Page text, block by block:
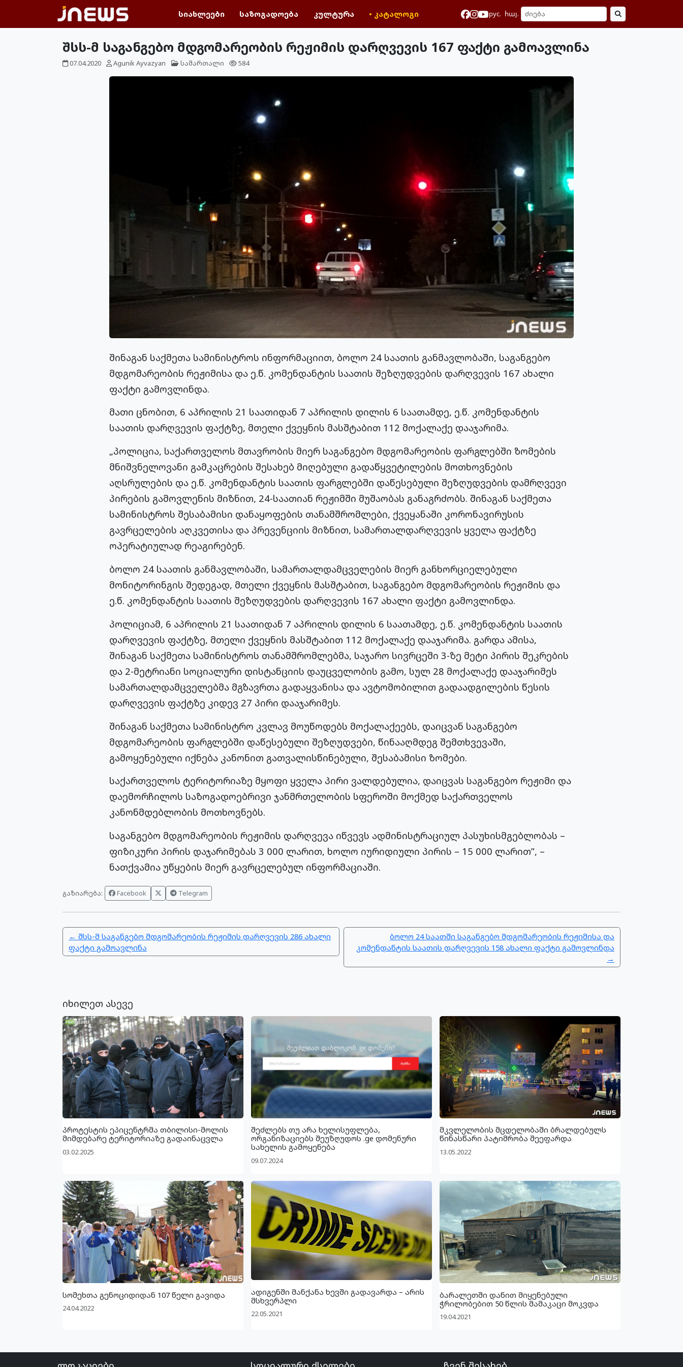
სიახლეები საზოგადოება კულტურა • კატალოგი рус. հայ.
შსს-მ საგანგებო მდგომარეობის რეჟიმის დარღვევის 167 ფაქტი გამოავლინა
07.04.2020 Agunik Ayvazyan სამართალი 584
შინაგან საქმეთა სამინისტროს ინფორმაციით, ბოლო 24 საათის განმავლობაში, საგანგებო
მდგომარეობის რეჟიმისა და ე.წ. კომენდანტის საათის შეზღუდვების დარღვევის 167 ახალი
ფაქტი გამოვლინდა.
მათი ცნობით, 6 აპრილის 21 საათიდან 7 აპრილის დილის 6 საათამდე, ე.წ. კომენდანტის
საათის დარღვევის ფაქტზე, მთელი ქვეყნის მასშტაბით 112 მოქალაქე დააჯარიმა.
„პოლიცია, საქართველოს მთავრობის მიერ საგანგებო მდგომარეობის ფარგლებში ზომების
მნიშვნელოვანი გამკაცრების შესახებ მიღებული გადაწყვეტილების მოთხოვნების
აღსრულების და ე.წ. კომენდანტის საათის ფარგლებში დაწესებული შეზღუდვების დამრღვევი
პირების გამოვლენის მიზნით, 24-საათიან რეჟიმში მუშაობას განაგრძობს. შინაგან საქმეთა
სამინისტროს შესაბამისი დანაყოფების თანამშრომლები, ქვეყანაში კორონავირუსის
გავრცელების აღკვეთისა და პრევენციის მიზნით, სამართალდარღვევის ყველა ფაქტზე
ოპერატიულად რეაგირებენ.
ბოლო 24 საათის განმავლობაში, სამართალდამცველების მიერ განხორციელებული
მონიტორინგის შედეგად, მთელი ქვეყნის მასშტაბით, საგანგებო მდგომარეობის რეჟიმის და
ე.წ. კომენდანტის საათის შეზღუდვების დარღვევის 167 ახალი ფაქტი გამოვლინდა.
პოლიციამ, 6 აპრილის 21 საათიდან 7 აპრილის დილის 6 საათამდე, ე.წ. კომენდანტის საათის
დარღვევის ფაქტზე, მთელი ქვეყნის მასშტაბით 112 მოქალაქე დააჯარიმა. გარდა ამისა,
შინაგან საქმეთა სამინისტროს თანამშრომლებმა, საჯარო სივრცეში 3-ზე მეტი პირის შეკრების
და 2-მეტრიანი სოციალური დისტანციის დაუცველობის გამო, სულ 28 მოქალაქე დააჯარიმეს
სამართალდამცველებმა მგზავრთა გადაყვანისა და ავტომობილით გადაადგილების წესის
დარღვევის ფაქტზე კიდევ 27 პირი დააჯარიმეს.
შინაგან საქმეთა სამინისტრო კვლავ მოუწოდებს მოქალაქეებს, დაიცვან საგანგებო
მდგომარეობის ფარგლებში დაწესებული შეზღუდვები, წინააღმდეგ შემთხვევაში,
გამოყენებული იქნება კანონით გათვალისწინებული, შესაბამისი ზომები.
საქართველოს ტერიტორიაზე მყოფი ყველა პირი ვალდებულია, დაიცვას საგანგებო რეჟიმი და
დაემორჩილოს საზოგადოებრივი ჯანმრთელობის სფეროში მოქმედ საქართველოს
კანონმდებლობის მოთხოვნებს.
საგანგებო მდგომარეობის რეჟიმის დარღვევა იწვევს ადმინისტრაციულ პასუხისმგებლობას –
ფიზიკური პირის დაჯარიმებას 3 000 ლარით, ხოლო იურიდიული პირის – 15 000 ლარით”, –
ნათქვამია უწყების მიერ გავრცელებულ ინფორმაციაში.
გაზიარება: Facebook Telegram
← შსს-მ საგანგებო მდგომარეობის რეჟიმის დარღვევის 286 ახალი
ფაქტი გამოავლინა
ბოლო 24 საათში საგანგებო მდგომარეობის რეჟიმისა და
კომენდანტის საათის დარღვევის 158 ახალი ფაქტი გამოვლინდა
→
იხილეთ ასევე
პროტესტის ეპიცენტრმა თბილისი-მოლის
მიმდებარე ტერიტორიაზე გადაინაცვლა
03.02.2025
შეძლებს თუ არა ხელისუფლება,
ორგანიზაციებს შეუზღუდოს .ge დომენური
სახელის გამოყენება
09.07.2024
მკვლელობის მცდელობაში ბრალდებულს
წინასწარი პატიმრობა შეეფარდა
13.05.2022
სომეხთა გენოციდიდან 107 წელი გავიდა
24.04.2022
ადიგენში მანქანა ხევში გადავარდა – არის
მსხვერპლი
22.05.2021
ბარალეთში დანით მიყენებული
ჭრილობებით 50 წლის მამაკაცი მოკვდა
19.04.2021